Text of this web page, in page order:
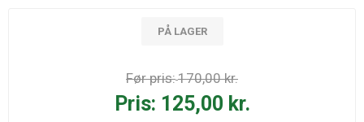
PÅ LAGER
Før pris:170,00 kr.
Pris: 125,00 kr.